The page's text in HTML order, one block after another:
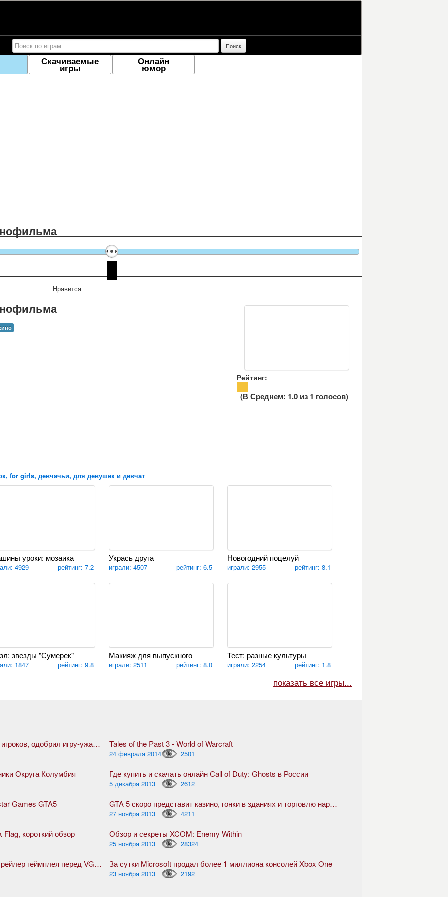
Поиск
Скачиваемые
игры
Онлайн
юмор
Нравится
Рейтинг:
(В Среднем: 1.0 из 1 голосов)
for girls, девчачьи, для девушек и девчат
уроки: мозаика
4929 рейтинг: 7.2
Укрась друга
играли: 4507 рейтинг: 6.5
Новогодний поцелуй
играли: 2955 рейтинг: 8.1
звезды "Сумерек"
1847 рейтинг: 9.8
Макияж для выпускного
играли: 2511 рейтинг: 8.0
Тест: разные культуры
играли: 2254 рейтинг: 1.8
показать все игры...
Steam, благодаря жуткой активности игроков, одобрил игру-ужасник The Forest Tales of the Past 3 - World of Warcraft
24 февраля 2014 2501
Округа Колумбия Где купить и скачать онлайн Call of Duty: Ghosts в России
5 декабря 2013 2612
Games GTA5 GTA 5 скоро представит казино, гонки в зданиях и торговлю наркотиками
27 ноября 2013 4211
короткий обзор Обзор и секреты XCOM: Enemy Within
25 ноября 2013 28324
Ведьмак 3: Дикая Охота, дебютный трейлер геймплея перед VGX 2013 За сутки Microsoft продал более 1 миллиона консолей Xbox One
23 ноября 2013 2192